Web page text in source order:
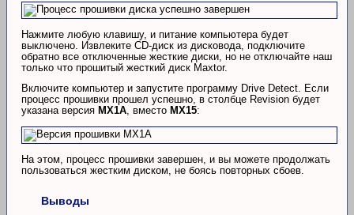
Нажмите любую клавишу, и питание компьютера будет
выключено. Извлеките CD-диск из дисковода, подключите
обратно все отключенные жесткие диски, но не отключайте наш
только что прошитый жесткий диск Maxtor.
Включите компьютер и запустите программу Drive Detect. Если
процесс прошивки прошел успешно, в столбце Revision будет
указана версия MX1A, вместо MX15:
На этом, процесс прошивки завершен, и вы можете продолжать
пользоваться жестким диском, не боясь повторных сбоев.
Выводы